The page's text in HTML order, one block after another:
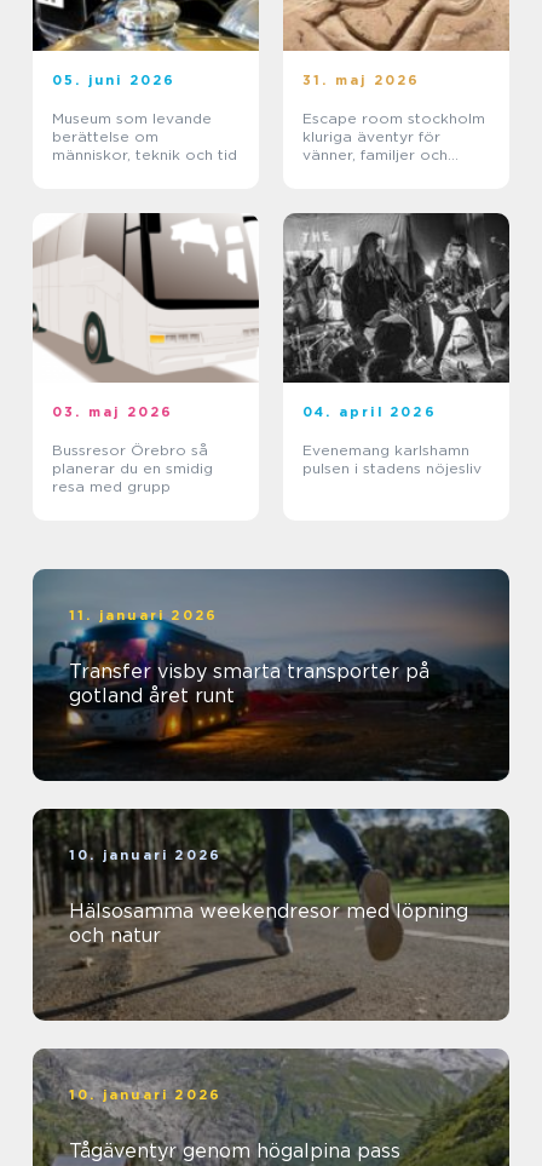
05. juni 2026
Museum som levande
berättelse om
människor, teknik och tid
31. maj 2026
Escape room stockholm
kluriga äventyr för
vänner, familjer och
03. maj 2026
Bussresor Örebro så
planerar du en smidig
resa med grupp
04. april 2026
Evenemang karlshamn
pulsen i stadens nöjesliv
11. januari 2026
Transfer visby smarta transporter på
gotland året runt
10. januari 2026
Hälsosamma weekendresor med löpning
och natur
10. januari 2026
Tågäventyr genom högalpina pass